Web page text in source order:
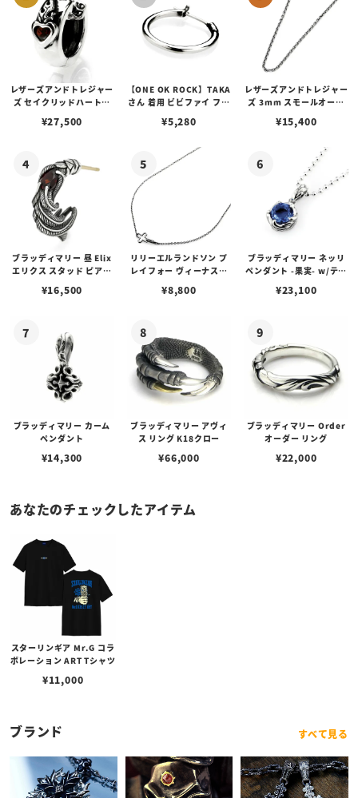
レザーズアンドトレジャー
ズ セイクリッドハートピ
¥27,500
【ONE OK ROCK】TAKA
さん 着用 ビビファイ フー
¥5,280
レザーズアンドトレジャー
ズ 3mm スモールオーバ
ブスタークラスプ＆LTロ
¥15,400
ブラッディマリー 昼 Elix
エリクス スタッド ピアス
¥16,500
リリーエルランドソン プ
レイフォー ヴィーナスチ
¥8,800
ブラッディマリー ネッリ
ペンダント -果実- w/ティ
¥23,100
ブラッディマリー カーム
ペンダント
¥14,300
ブラッディマリー アヴィ
ス リング K18クロー
¥66,000
ブラッディマリー Order
オーダー リング
¥22,000
あなたのチェックしたアイテム
スターリンギア Mr.G コラ
ボレーション ART Tシャツ
¥11,000
ブランド すべて見る